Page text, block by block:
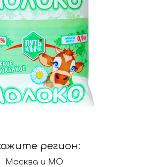
регион:
Москва и МО